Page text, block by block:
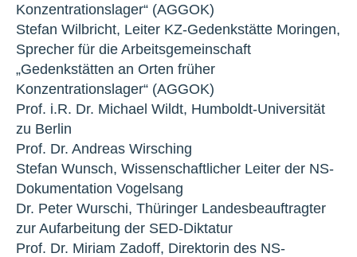
Konzentrationslager“ (AGGOK)
Stefan Wilbricht, Leiter KZ-Gedenkstätte Moringen,
Sprecher für die Arbeitsgemeinschaft
„Gedenkstätten an Orten früher
Konzentrationslager“ (AGGOK)
Prof. i.R. Dr. Michael Wildt, Humboldt-Universität
zu Berlin
Prof. Dr. Andreas Wirsching
Stefan Wunsch, Wissenschaftlicher Leiter der NS-
Dokumentation Vogelsang
Dr. Peter Wurschi, Thüringer Landesbeauftragter
zur Aufarbeitung der SED-Diktatur
Prof. Dr. Miriam Zadoff, Direktorin des NS-